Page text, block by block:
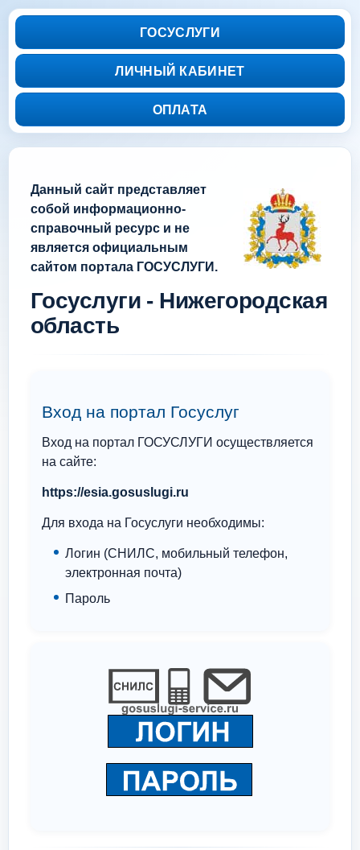
ГОСУСЛУГИ
ЛИЧНЫЙ КАБИНЕТ
ОПЛАТА
Данный сайт представляет
собой информационно-
справочный ресурс и не
является официальным
сайтом портала ГОСУСЛУГИ.
Госуслуги - Нижегородская
область
Вход на портал Госуслуг
Вход на портал ГОСУСЛУГИ осуществляется
на сайте:
https://esia.gosuslugi.ru
Для входа на Госуслуги необходимы:
Логин (СНИЛС, мобильный телефон,
электронная почта)
Пароль